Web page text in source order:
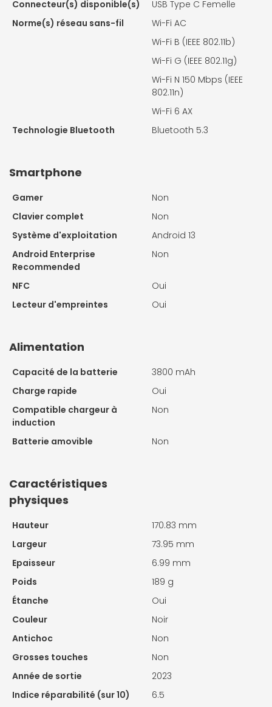
Connecteur(s) disponible(s)
USB Type C Femelle
Norme(s) réseau sans-fil
Wi-Fi AC
Wi-Fi B (IEEE 802.11b)
Wi-Fi G (IEEE 802.11g)
Wi-Fi N 150 Mbps (IEEE
802.11n)
Wi-Fi 6 AX
Technologie Bluetooth
Bluetooth 5.3
Smartphone
Gamer
Non
Clavier complet
Non
Système d'exploitation
Android 13
Android Enterprise
Recommended
Non
NFC
Oui
Lecteur d'empreintes
Oui
Alimentation
Capacité de la batterie
3800 mAh
Charge rapide
Oui
Compatible chargeur à
induction
Non
Batterie amovible Non
Caractéristiques
physiques
Hauteur
170.83 mm
Largeur
73.95 mm
Epaisseur
6.99 mm
Poids
189 g
Étanche
Oui
Couleur
Noir
Antichoc
Non
Grosses touches
Non
Année de sortie
2023
Indice réparabilité (sur 10)
6.5